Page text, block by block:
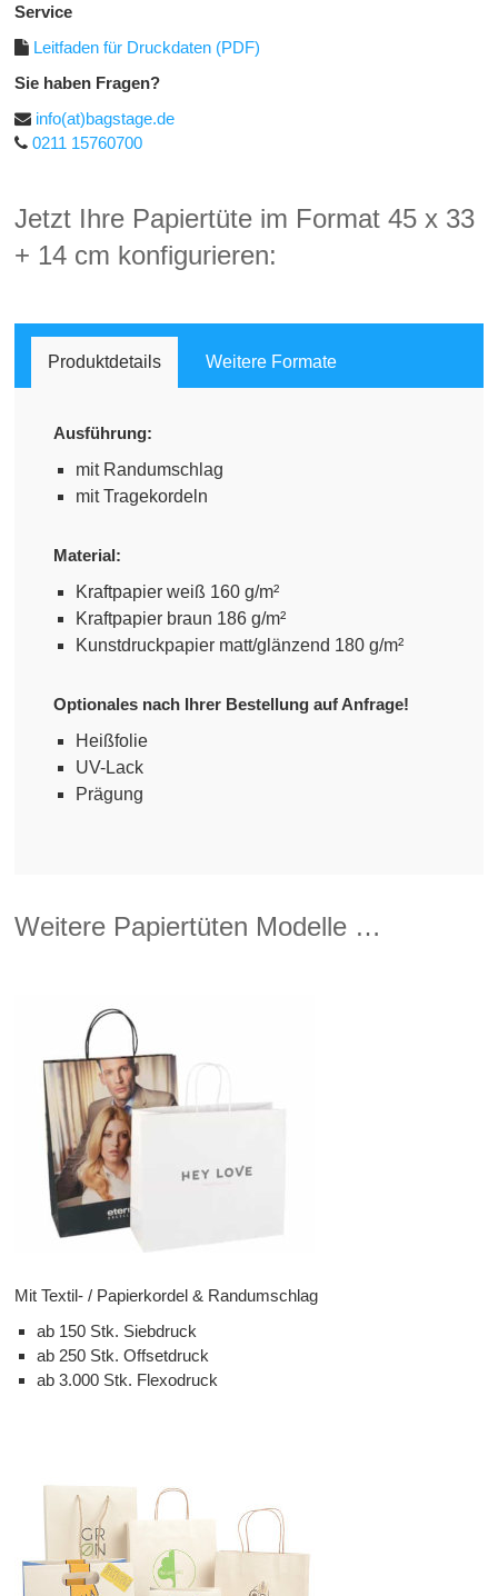
Service
Leitfaden für Druckdaten (PDF)
Sie haben Fragen?
info(at)bagstage.de
0211 15760700
Jetzt Ihre Papiertüte im Format 45 x 33
+ 14 cm konfigurieren:
Produktdetails Weitere Formate
Ausführung:
mit Randumschlag
mit Tragekordeln
Material:
Kraftpapier weiß 160 g/m²
Kraftpapier braun 186 g/m²
Kunstdruckpapier matt/glänzend 180 g/m²
Optionales nach Ihrer Bestellung auf Anfrage!
Heißfolie
UV-Lack
Prägung
Weitere Papiertüten Modelle …
Mit Textil- / Papierkordel & Randumschlag
ab 150 Stk. Siebdruck
ab 250 Stk. Offsetdruck
ab 3.000 Stk. Flexodruck